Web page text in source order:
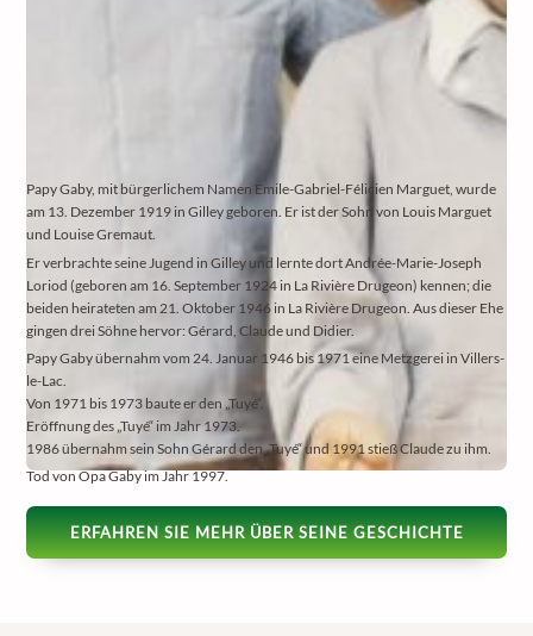
Papy Gaby, mit bürgerlichem Namen Emile-Gabriel-Félicien Marguet, wurde
am 13. Dezember 1919 in Gilley geboren. Er ist der Sohn von Louis Marguet
und Louise Gremaut.
Er verbrachte seine Jugend in Gilley und lernte dort Andrée-Marie-Joseph
Loriod (geboren am 16. September 1924 in La Rivière Drugeon) kennen; die
beiden heirateten am 21. Oktober 1946 in La Rivière Drugeon. Aus dieser Ehe
gingen drei Söhne hervor: Gérard, Claude und Didier.
Papy Gaby übernahm vom 24. Januar 1946 bis 1971 eine Metzgerei in Villers-
le-Lac.
Von 1971 bis 1973 baute er den „Tuyé“.
Eröffnung des „Tuyé“ im Jahr 1973.
1986 übernahm sein Sohn Gérard den „Tuyé“ und 1991 stieß Claude zu ihm.
Tod von Opa Gaby im Jahr 1997.
ERFAHREN SIE MEHR ÜBER SEINE GESCHICHTE